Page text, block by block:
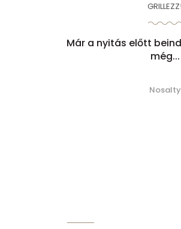
GRILLEZZ!
Már a nyitás előtt
még...
Nosalty